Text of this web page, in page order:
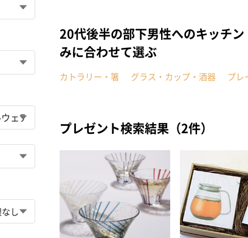
20代後半の部下男性へのキッチ
みに合わせて選ぶ
カトラリー・箸 グラス・カップ・酒器 プレ
プレゼント検索結果（2件）